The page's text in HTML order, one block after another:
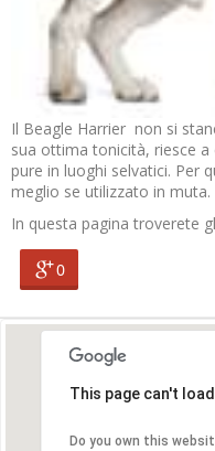
Il Beagle Harrier non si
sua ottima tonicità, riesce
pure in luoghi selvatici. Per
meglio se utilizzato in muta.
In questa pagina troverete
0
This page can't
Do you own this